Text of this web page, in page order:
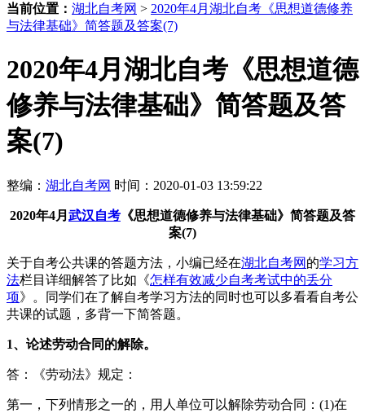
当前位置： 湖北自考网 > 2020年4月湖北自考《思想道德修养
与法律基础》简答题及答案(7)
2020年4月湖北自考《思想道德
修养与法律基础》简答题及答
案(7)
整编： 湖北自考网 时间：2020-01-03 13:59:22
2020年4月 武汉自考 《思想道德修养与法律基础》简答题及答
案(7)
关于自考公共课的答题方法，小编已经在湖北自考网 的学习方
法栏目详细解答了比如《怎样有效减少自考考试中的丢分
项》。同学们在了解自考学习方法的同时也可以多看看自考公
共课的试题，多背一下简答题。
1、论述劳动合同的解除。
答：《劳动法》规定：
第一，下列情形之一的，用人单位可以解除劳动合同：(1)在